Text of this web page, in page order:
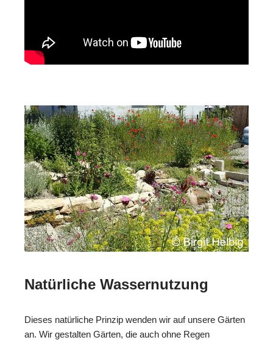
Natürliche Wassernutzung
Dieses natürliche Prinzip wenden wir auf unsere Gärten
an. Wir gestalten Gärten, die auch ohne Regen